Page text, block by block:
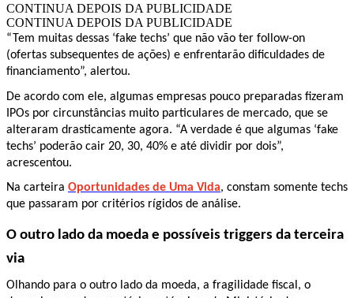
CONTINUA DEPOIS DA PUBLICIDADE
CONTINUA DEPOIS DA PUBLICIDADE
“Tem muitas dessas ‘fake techs’ que não vão ter follow-on
(ofertas subsequentes de ações) e enfrentarão dificuldades de
financiamento”, alertou.
De acordo com ele, algumas empresas pouco preparadas fizeram
IPOs por circunstâncias muito particulares de mercado, que se
alteraram drasticamente agora. “A verdade é que algumas ‘fake
techs’ poderão cair 20, 30, 40% e até dividir por dois”,
acrescentou.
Na carteira Oportunidades de Uma Vida, constam somente techs
que passaram por critérios rígidos de análise.
O outro lado da moeda e possíveis triggers da terceira
via
Olhando para o outro lado da moeda, a fragilidade fiscal, o